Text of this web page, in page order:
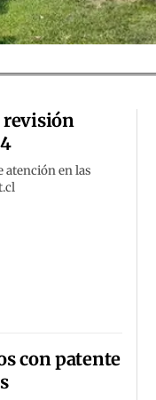
revisión
atención en las
con patente